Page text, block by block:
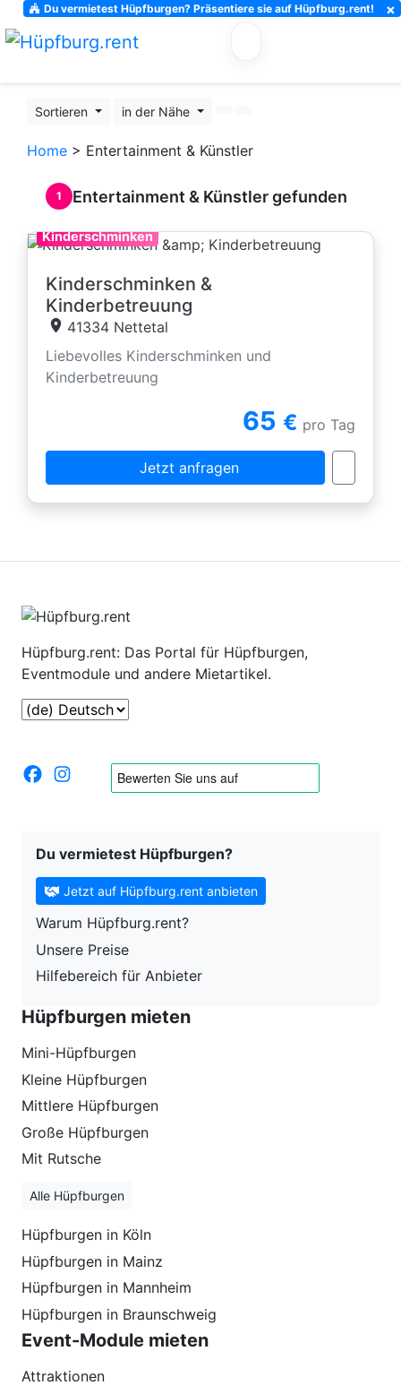
Du vermietest Hüpfburgen? Präsentiere sie auf Hüpfburg.rent! ×
Sortieren in der Nähe
Home > Entertainment & Künstler
1 Entertainment & Künstler gefunden
Kinderschminken
Kinderschminken &
Kinderbetreuung
41334 Nettetal
Liebevolles Kinderschminken und
Kinderbetreuung
65 € pro Tag
Jetzt anfragen
Hüpfburg.rent: Das Portal für Hüpfburgen,
Eventmodule und andere Mietartikel.
Du vermietest Hüpfburgen?
Jetzt auf Hüpfburg.rent anbieten
Warum Hüpfburg.rent?
Unsere Preise
Hilfebereich für Anbieter
Hüpfburgen mieten
Mini-Hüpfburgen
Kleine Hüpfburgen
Mittlere Hüpfburgen
Große Hüpfburgen
Mit Rutsche
Alle Hüpfburgen
Hüpfburgen in Köln
Hüpfburgen in Mainz
Hüpfburgen in Mannheim
Hüpfburgen in Braunschweig
Event-Module mieten
Attraktionen